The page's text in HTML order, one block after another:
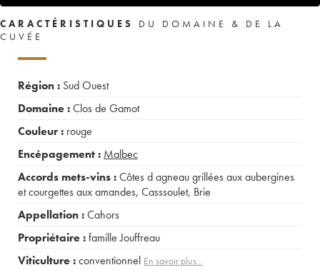
CARACTÉRISTIQUES
DU DOMAINE & DE LA
CUVÉE
Région : Sud Ouest
Domaine :Clos de Gamot
Couleur : rouge
Encépagement : Malbec
Accords mets-vins :Côtes d agneau grillées aux aubergines
et courgettes aux amandes, Casssoulet, Brie
Appellation :Cahors
Propriétaire :famille Jouffreau
Viticulture :conventionnel En savoir plus...